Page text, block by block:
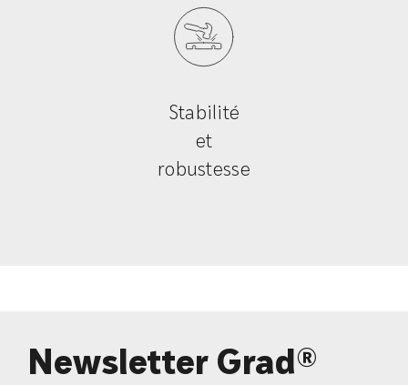
Stabilité
et
robustesse
Newsletter Grad®